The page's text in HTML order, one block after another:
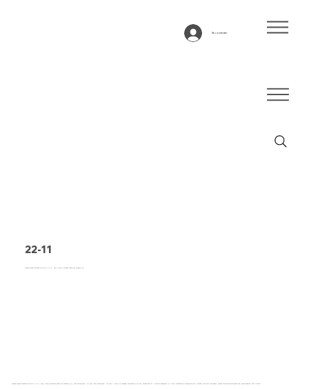
Se connecter
22-11
Bande transporteuse type 22-11 PVC, vert, tissu 2 couches stable en largeur (R)
Bande transporteuse type 22-11 PVC, vert, tissu bicouche à stabilité latérale (R), face supérieure : 0,7 mm, face inférieure : 0,6 mm + profil en losange, épaisseur 3,15 mm, dureté 80° ShA, force-allongement 10 N/mm, diamètre du rouleau 50 mm, rouleau, support coulissant, couche supérieure antistatique, température -15°C à 90°C